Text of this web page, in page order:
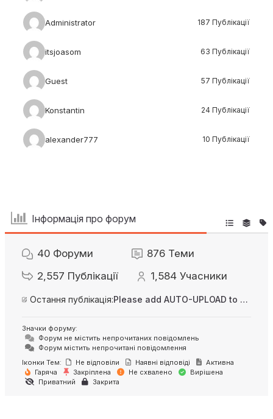
Administrator 187 Публікації
itsjoasom 63 Публікації
Guest 57 Публікації
Konstantin 24 Публікації
alexander777 10 Публікації
Інформація про форум
40 Форуми 876 Теми
2,557 Публікації 1,584 Учасники
Остання публікація: Please add AUTO-UPLOAD to server option + 2FA/MFA
Значки форуму:
Форум не містить непрочитаних повідомлень
Форум містить непрочитані повідомлення
Іконки Тем:
Не відповіли Наявні відповіді
Активна
Гаряча
Закріплена Не схвалено
Вирішена
Приватний
Закрита